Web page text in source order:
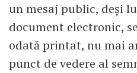
un mesaj public, deși
document electronic,
odată printat, nu mai
punct de vedere al